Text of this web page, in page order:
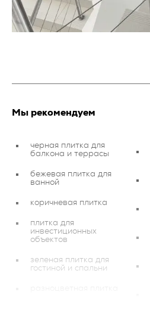
Мы рекомендуем
черная плитка для
балкона и террасы
бежевая плитка для
ванной
коричневая плитка
плитка для
инвестиционных
объектов
зеленая плитка для
гостиной и спальни